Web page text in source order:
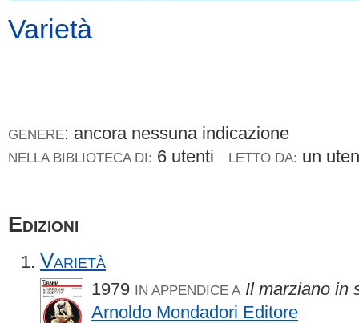
Varietà
GENERE: ancora nessuna indicazione
NELLA BIBLIOTECA DI: 6 utenti LETTO DA: un
Edizioni
Varietà
1979 IN APPENDICE A Il marziano in
Arnoldo Mondadori Editore